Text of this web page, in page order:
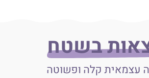
בשטח
עצמאית קלה ופשוטה